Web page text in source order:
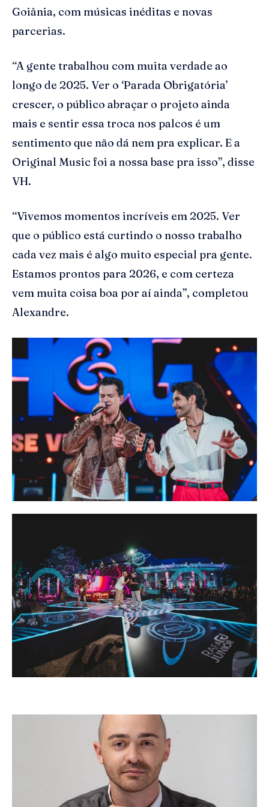
Goiânia, com músicas inéditas e novas
parcerias.
“A gente trabalhou com muita verdade ao
longo de 2025. Ver o ‘Parada Obrigatória’
crescer, o público abraçar o projeto ainda
mais e sentir essa troca nos palcos é um
sentimento que não dá nem pra explicar. E a
Original Music foi a nossa base pra isso”, disse
VH.
“Vivemos momentos incríveis em 2025. Ver
que o público está curtindo o nosso trabalho
cada vez mais é algo muito especial pra gente.
Estamos prontos para 2026, e com certeza
vem muita coisa boa por aí ainda”, completou
Alexandre.